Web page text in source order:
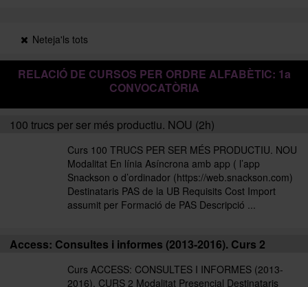
Neteja'ls tots
RELACIÓ DE CURSOS PER ORDRE ALFABÈTIC: 1a
CONVOCATÒRIA
100 trucs per ser més productiu. NOU (2h)
Curs 100 TRUCS PER SER MÉS PRODUCTIU. NOU
Modalitat En línia Asíncrona amb app ( l’app
Snackson o d’ordinador (https://web.snackson.com)
Destinataris PAS de la UB Requisits Cost Import
assumit per Formació de PAS Descripció ...
Access: Consultes i informes (2013-2016). Curs 2
Curs ACCESS: CONSULTES I INFORMES (2013-
2016). CURS 2 Modalitat Presencial Destinataris